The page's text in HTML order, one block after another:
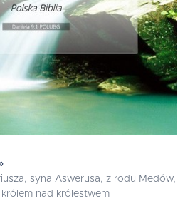
syna Aswerusa, z rodu Medów,
nad królestwem